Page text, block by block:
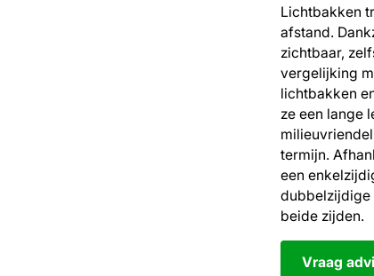
Lichtbakken
afstand.
zichtbaar,
vergelijking
lichtbakken
ze een lange
termijn.
een
dubbelzijdige
beide zijden.
Vraag